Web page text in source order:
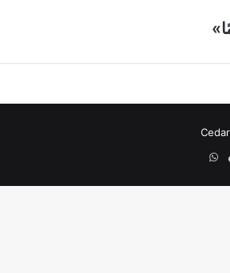
‫TikTokواتساب